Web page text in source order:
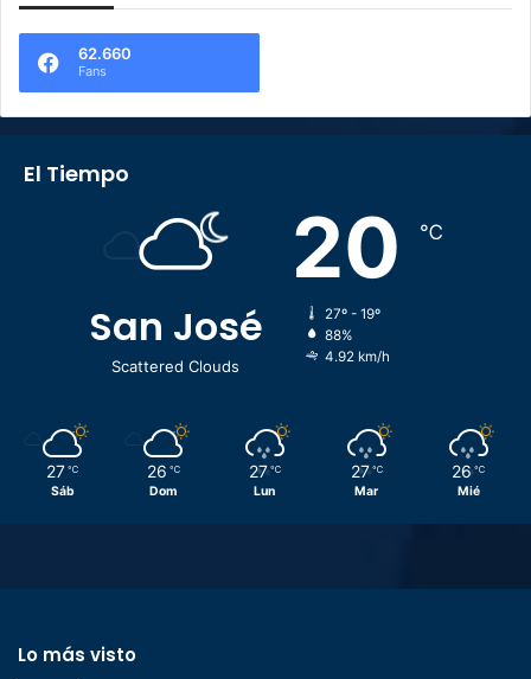
62.660
Fans
El Tiempo
San José
Scattered Clouds
20 ℃
27º - 19º
88%
4.92 km/h
27 ℃
Sáb
26 ℃
Dom
27 ℃
Lun
27 ℃
Mar
26 ℃
Mié
Lo más visto